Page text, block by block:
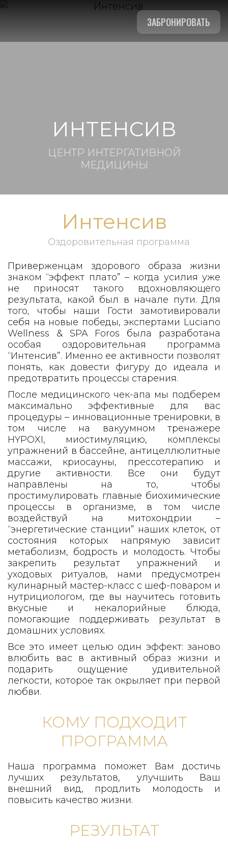
ЗАБРОНИРОВАТЬ
ИНТЕНСИВ
ЦЕНТР ИНТЕРГАТИВНОЙ
МЕДИЦИНЫ
Интенсив
Оздоровительная программа
Приверженцам здорового образа жизни
знаком “эффект плато” – когда усилия уже
не приносят такого вдохновляющего
результата, какой был в начале пути. Для
того, чтобы наши Гости замотивировали
себя на новые победы, экспертами Luciano
Wellness & SPA Foros была разработана
особая оздоровительная программа
“Интенсив”. Именно ее активности позволят
понять, как довести фигуру до идеала и
предотвратить процессы старения.
После медицинского чек-апа мы подберем
максимально эффективные для вас
процедуры – инновационные тренировки, в
том числе на вакуумном тренажере
HYPOXI, миостимуляцию, комплексы
упражнений в бассейне, антицеллюлитные
массажи, криосауны, прессотерапию и
другие активности. Все они будут
направлены на то, чтобы
простимулировать главные биохимические
процессы в организме, в том числе
воздействуй на митохондрии –
“энергетические станции” наших клеток, от
состояния которых напрямую зависит
метаболизм, бодрость и молодость. Чтобы
закрепить результат упражнений и
уходовых ритуалов, нами предусмотрен
кулинарный мастер-класс с шеф-поваром и
нутрициологом, где вы научитесь готовить
вкусные и некалорийные блюда,
помогающие поддерживать результат в
домашних условиях.
Все это имеет целью один эффект: заново
влюбить вас в активный образ жизни и
подарить ощущение удивительной
легкости, которое так окрыляет при первой
любви.
КОМУ ПОДХОДИТ
ПРОГРАММА
Наша программа поможет Вам достичь
лучших результатов, улучшить Ваш
внешний вид, продлить молодость и
повысить качество жизни.
РЕЗУЛЬТАТ